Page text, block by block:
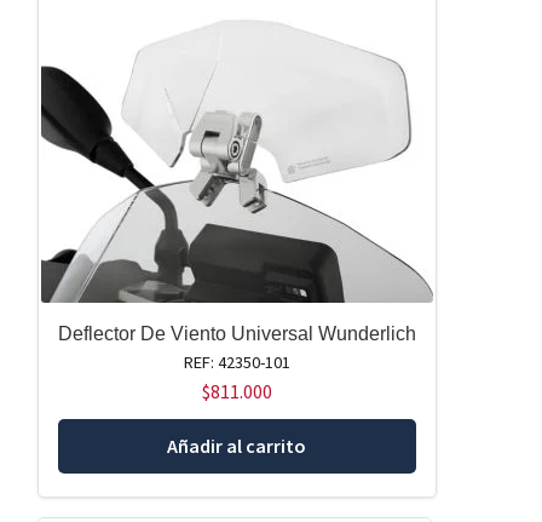
Deflector De Viento Universal Wunderlich
REF: 42350-101
$811.000
Añadir al carrito